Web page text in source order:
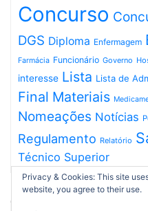
Concurso
DGS Diploma Enfermagem
Farmácia Funcionário Governo
interesse Lista Lista de
Final Materiais
Nomeações Notícias
Regulamento Relatório
Técnico Superior
Privacy & Cookies: This site
website, you agree to their use.